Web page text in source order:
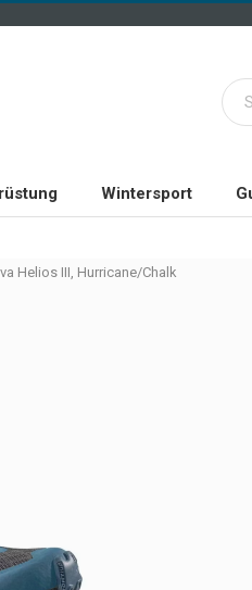
Wintersport
Helios III, Hurricane/Chalk